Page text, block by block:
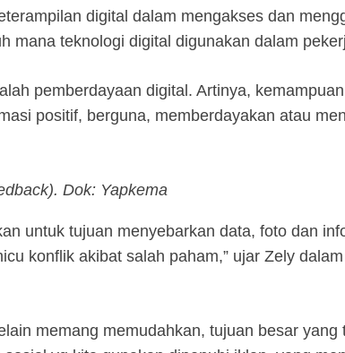
digital dalam mengakses dan
mana teknologi digital digunakan dalam
pemberdayaan digital. Artinya,
positif, berguna, memberdayakan atau
Dok: Yapkema
untuk tujuan menyebarkan data, foto dan
konflik akibat salah paham,” ujar Zely dalam
memang memudahkan, tujuan besar yang